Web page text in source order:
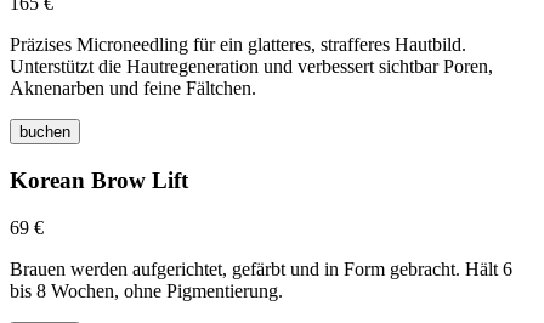
Präzises Microneedling für ein glatteres, strafferes Hautbild.
Unterstützt die Hautregeneration und verbessert sichtbar Poren,
Aknenarben und feine Fältchen.
buchen
Korean Brow Lift
69 €
Brauen werden aufgerichtet, gefärbt und in Form gebracht. Hält 6
bis 8 Wochen, ohne Pigmentierung.